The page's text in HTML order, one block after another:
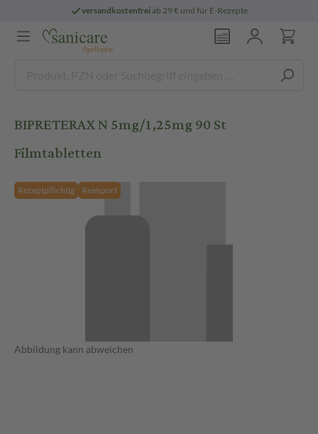
versandkostenfreiab 29 € und für E-Rezepte
BIPRETERAX N 5mg/1,25mg 90 St
Filmtabletten
Rezeptpflichtig Reimport
Abbildung kann abweichen